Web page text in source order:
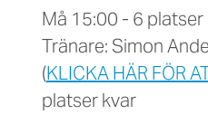
Må 15:00 - 6 platser
Tränare: Simon
(KLICKA HÄR FÖR
platser kvar